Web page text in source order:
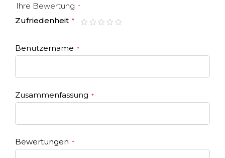
Ihre Bewertung
Zufriedenheit
Benutzername
Zusammenfassung
Bewertungen